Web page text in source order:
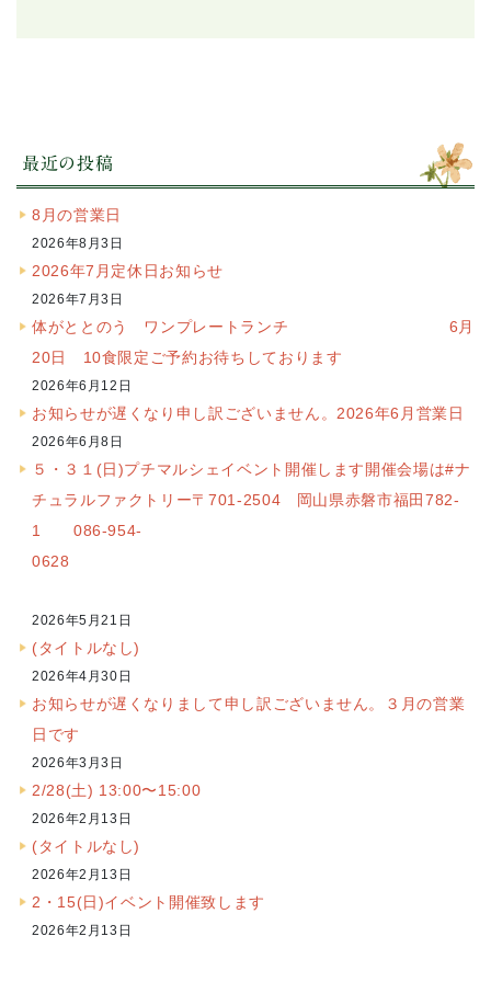
最近の投稿
8月の営業日
2026年8月3日
2026年7月定休日お知らせ
2026年7月3日
体がととのう ワンプレートランチ 6月
20日 10食限定ご予約お待ちしております
2026年6月12日
お知らせが遅くなり申し訳ございません。2026年6月営業日
2026年6月8日
５・３１(日)プチマルシェイベント開催します開催会場は#ナ
チュラルファクトリー〒701-2504 岡山県赤磐市福田782-
1 086-954-
0628
2026年5月21日
(タイトルなし)
2026年4月30日
お知らせが遅くなりまして申し訳ございません。３月の営業
日です
2026年3月3日
2/28(土) 13:00〜15:00
2026年2月13日
(タイトルなし)
2026年2月13日
2・15(日)イベント開催致します
2026年2月13日